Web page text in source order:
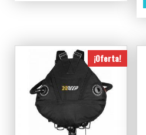
¡Oferta!